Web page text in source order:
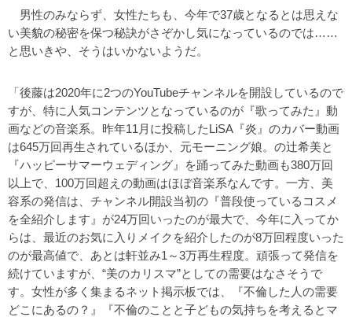
男性のみならず、女性たちも、今年で37歳となるとは思えな
い美貌の秘密を保つ秘訣がさぞかし気になっているのでは……
と思いきや、そうはいかないようだ。
「後藤は2020年に2つのYouTubeチャンネルを開設しているので
すが、特に人気コンテンツとなっているのが『歌ってみた』動
画などの音楽系。昨年11月に投稿したLiSA『炎』のカバー動画
は645万回再生されているほか、元モーニング娘。の辻希美と
『ハッピーサマーウェディング』を踊ってみた動画も380万回
以上で、100万回超えの動画はほぼ音楽系なんです。一方、美
容系の発信は、チャンネル開設当初の『普段使っているコスメ
を全紹介します』が24万回いったのが最大で、今年に入ってか
らは、最近のお気に入りメイクを紹介したのが8万回程度いった
のが最高値で、あとは軒並み1～3万再生程度。頑張って発信を
続けていますが、“美のカリスマ”としての需要はなさそうで
す。女性が多く集まるネット掲示板では、『不倫した人の需要
どこにあるの？』『不倫のことと子どもの気持ちを考えるとマ